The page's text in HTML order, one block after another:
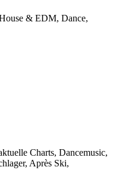
& EDM, Dance,
Charts, Dancemusic,
Après Ski,